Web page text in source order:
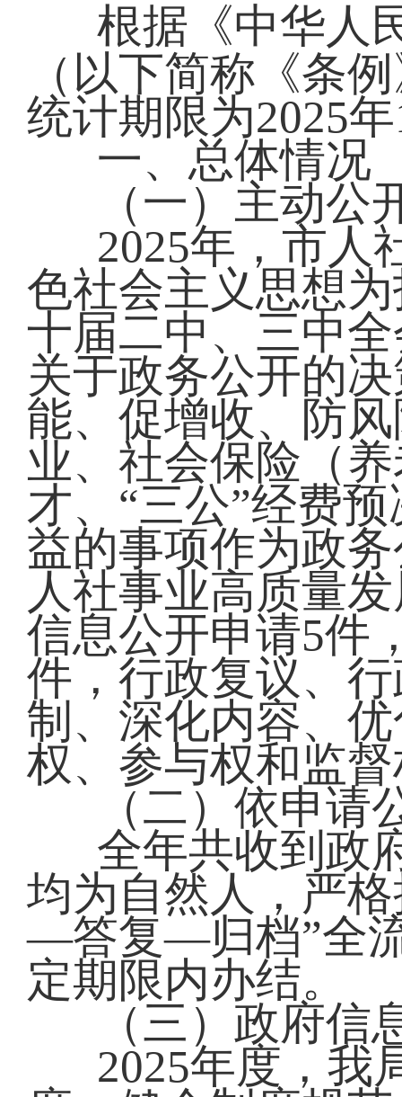
根据《中华人
（以下简称《条
统计期限为2025
一、总体情况
（一）主动公
2025年，市人
色社会主义思想
十届二中、三中
关于政务公开的
能、促增收、防
业、社会保险（
才、“三公”经费
益的事项作为政
人社事业高质量
信息公开申请5件
件，行政复议、
制、深化内容、
权、参与权和监
（二）依申请
全年共收到政
均为自然人，严
—答复—归档”全
定期限内办结。
（三）政府信
2025年度，我